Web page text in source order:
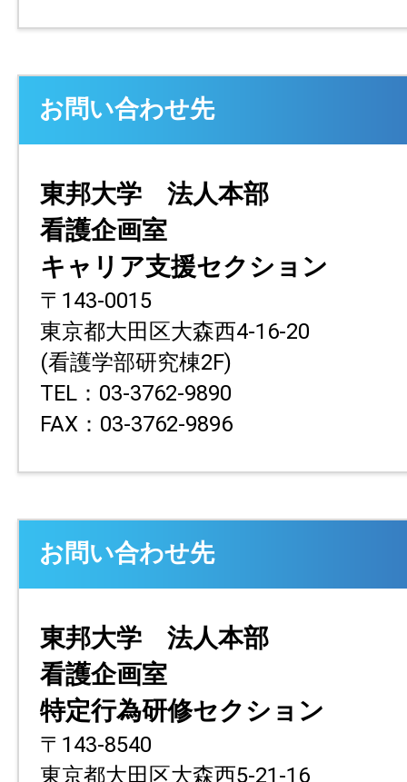
お問い合わせ先
東邦大学 法人本部
看護企画室
キャリア支援セクション
〒143-0015
東京都大田区大森西4-16-20
(看護学部研究棟2F)
TEL：03-3762-9890
FAX：03-3762-9896
お問い合わせ先
東邦大学 法人本部
看護企画室
特定行為研修セクション
〒143-8540
東京都大田区大森西5-21-16